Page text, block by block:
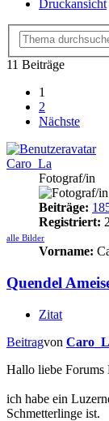
Druckansicht
11 Beiträge
1
2
Nächste
Caro_La
Fotograf/in
Beiträge:
Registriert:
alle Bilder
Vorname:
Quendel
Zitat
Beitragvon
Hallo liebe Forums
ich habe ein
Schmetterlinge ist.